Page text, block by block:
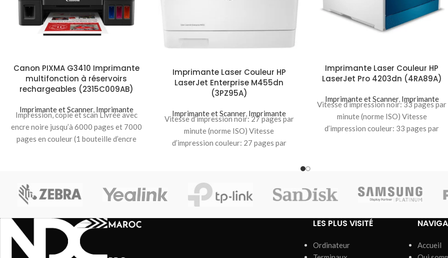
Canon PIXMA G3410 Imprimante
multifonction à réservoirs
rechargeables (2315C009AB)
Imprimante et Scanner, Imprimante
Impression, copie et scan Livrée avec
encre noire jusqu’à 6000 pages et 7000
pages en couleur (1 bouteille d’encre
Imprimante Laser Couleur HP
LaserJet Enterprise M455dn
(3PZ95A)
Imprimante et Scanner, Imprimante
Vitesse d’impression noir: 27 pages par
minute (norme ISO) Vitesse
d’impression couleur: 27 pages par
Imprimante Laser Couleur HP
LaserJet Pro 4203dn (4RA89A)
Imprimante et Scanner, Imprimante
Vitesse d’impression noir: 33 pages par
minute (norme ISO) Vitesse
d’impression couleur: 33 pages par
LES PLUS VISITÉ
Ordinateur
Accueil